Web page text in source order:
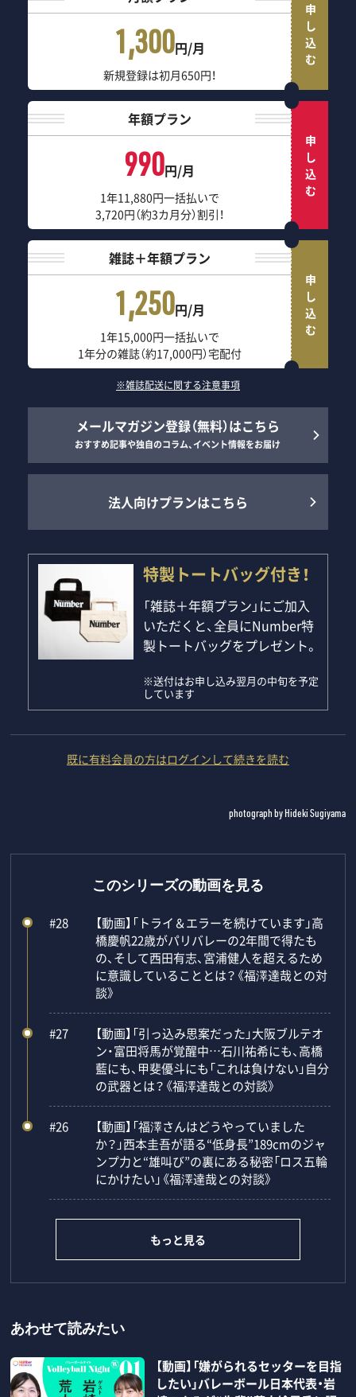
1,300円/月
新規登録は初月650円！
申し込む
年額プラン
990円/月
1年11,880円一括払いで
3,720円（約3カ月分）割引！
申し込む
雑誌＋年額プラン
1,250円/月
1年15,000円一括払いで
1年分の雑誌（約17,000円）宅配付
申し込む
※雑誌配送に関する注意事項
メールマガジン登録（無料）はこちら
おすすめ記事や独自のコラム、イベント情報をお届け
法人向けプランはこちら
特製トートバッグ付き！
「雑誌＋年額プラン」にご加入
いただくと、全員にNumber特
製トートバッグをプレゼント。
※送付はお申し込み翌月の中旬を予定
しています
既に有料会員の方はログインして続きを読む
photograph by Hideki Sugiyama
このシリーズの動画を見る
#28
【動画】「トライ＆エラーを続けています」高
橋慶帆22歳がパリバレーの2年間で得たも
の、そして西田有志、宮浦健人を超えるため
に意識していることとは？《福澤達哉との対
談》
#27
【動画】「引っ込み思案だった」大阪ブルテオ
ン・富田将馬が覚醒中…石川祐希にも、高橋
藍にも、甲斐優斗にも「これは負けない」自分
の武器とは？《福澤達哉との対談》
#26
【動画】「福澤さんはどうやっていました
か？」西本圭吾が語る“低身長”189cmのジャ
ンプ力と“雄叫び”の裏にある秘密「ロス五輪
にかけたい」《福澤達哉との対談》
もっと見る
あわせて読みたい
【動画】「嫌がられるセッターを目指
したい」バレーボール日本代表・岩